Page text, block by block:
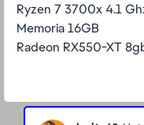
Ryzen 7 3700x 4.1
Memoria 16GB
Radeon RX550-XT